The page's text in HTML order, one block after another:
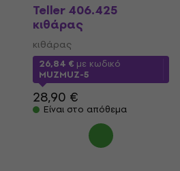
Teller 406.425
κιθάρας
κιθάρας
26,84 € με κωδικό
MUZMUZ-5
28,90 €
Είναι στο απόθεμα